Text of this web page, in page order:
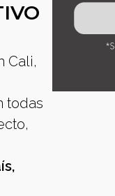
Cali,
todas